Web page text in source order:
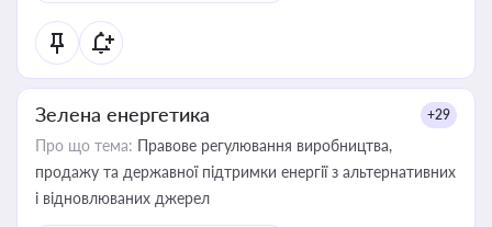
Зелена енергетика +29
Про що тема: Правове регулювання виробництва,
продажу та державної підтримки енергії з альтернативних
і відновлюваних джерел